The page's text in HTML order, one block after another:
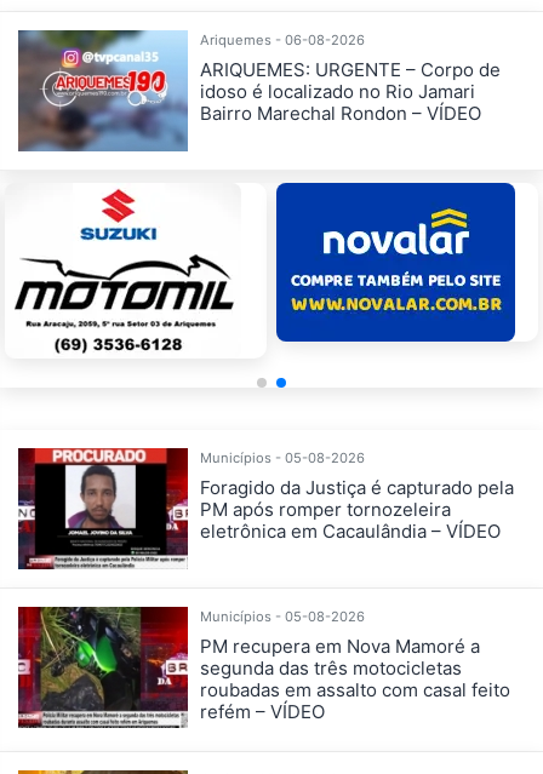
Ariquemes - 06-08-2026
ARIQUEMES: URGENTE – Corpo de
idoso é localizado no Rio Jamari
Bairro Marechal Rondon – VÍDEO
Municípios - 05-08-2026
Foragido da Justiça é capturado pela
PM após romper tornozeleira
eletrônica em Cacaulândia – VÍDEO
Municípios - 05-08-2026
PM recupera em Nova Mamoré a
segunda das três motocicletas
roubadas em assalto com casal feito
refém – VÍDEO